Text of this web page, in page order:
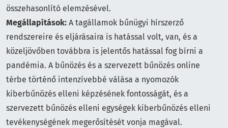
összehasonlító elemzésével.
Megállapítások: A tagállamok bűnügyi hírszerző
rendszereire és eljárásaira is hatással volt, van, és a
közeljövőben továbbra is jelentős hatással fog bírni a
pandémia. A bűnözés és a szervezett bűnözés online
térbe történő intenzívebbé válása a nyomozók
kiberbűnözés elleni képzésének fontosságát, és a
szervezett bűnözés elleni egységek kiberbűnözés elleni
tevékenységének megerősítését vonja magával.